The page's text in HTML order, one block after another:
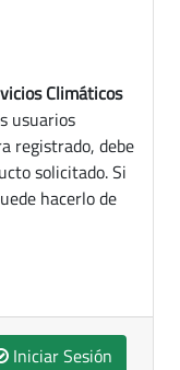
Climáticos
usuarios
registrado, debe
solicitado. Si
hacerlo de
Iniciar Sesión